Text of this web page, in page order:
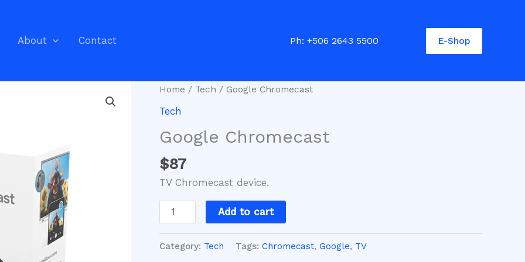
About Contact Ph: +506 2643 5500 E-Shop
Home / Tech / Google Chromecast
Tech
Google Chromecast
$87
TV Chromecast device.
Google
Chromecast
Add to cart
Category: Tech Tags: Chromecast, Google, TV